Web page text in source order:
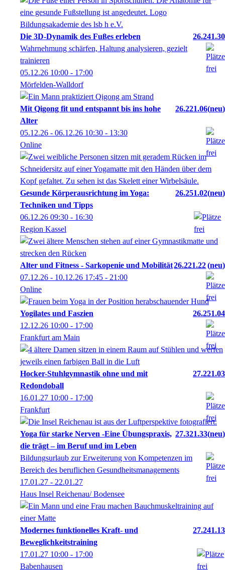
Die 3D-Dynamik des Fußes erleben
26.241.30
Wahrnehmung schärfen, Haltung analysieren, gezielt
trainieren
05.12.26 10:00 - 17:00
Mörfelden-Walldorf
Mit Qigong fit und entspannt bis ins hohe
Alter
26.221.06 neu
05.12.26 - 06.12.26 10:30 - 13:30
Online
Gesunde Körperausrichtung im Yoga:
Techniken und Tipps
26.251.02 neu
06.12.26 09:30 - 16:30
Region Kassel
Alter und Fitness - Sarkopenie und Mobilität26.221.22 neu
07.12.26 - 10.12.26 17:45 - 21:00
Online
Yogilates und Faszien
26.251.04
12.12.26 10:00 - 17:00
Frankfurt am Main
Hocker-Stuhlgymnastik ohne und mit
Redondoball
27.221.03
16.01.27 10:00 - 17:00
Frankfurt
Yoga für starke Nerven -Eine Übungspraxis,
die trägt – im Beruf und im Leben
27.321.33 neu
Bildungsurlaub zur Erweiterung von Kompetenzen im
Bereich des beruflichen Gesundheitsmanagements
17.01.27 - 22.01.27
Haus Insel Reichenau/ Bodensee
Modernes funktionelles Kraft- und
Beweglichkeitstraining
27.241.13
17.01.27 10:00 - 17:00
Babenhausen